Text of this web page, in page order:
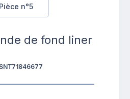
Pièce n°5
de fond liner